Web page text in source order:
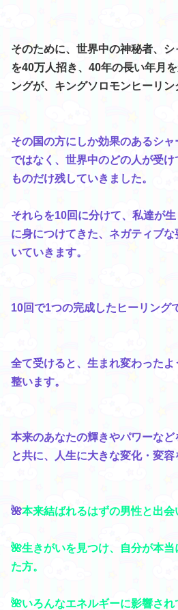
そのために、 世界中の神秘者、
を40万人招き、40年の長い年月
ングが、キングソロモンヒーリン
その国の方にしか効果のあるシ
ではなく、世界中のどの人が受
ものだけ残していきました。
それらを10回に分けて、私達が
に身につけてきた、ネガティブ
いていきます。
10回で1つの完成したヒーリング
全て受けると、生まれ変わった
整います。
本来のあなたの輝きやパワーな
と共に、人生に大きな変化・変容
🌺本来結ばれるはずの男性と出
🌺生きがいを見つけ、自分が本
た方。
🌺いろんなエネルギーに影響され